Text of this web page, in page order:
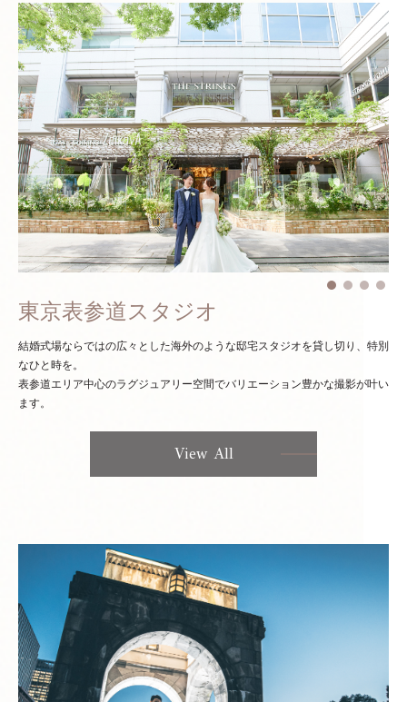
東京表参道スタジオ
結婚式場ならではの広々とした海外のような邸宅スタジオを貸し切り、特別
なひと時を。
表参道エリア中心のラグジュアリー空間でバリエーション豊かな撮影が叶い
ます。
View All